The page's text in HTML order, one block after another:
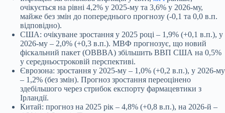
очікується на рівні 4,2% у 2025-му та 3,6% у 2026-му,
майже без змін до попереднього прогнозу (-0,1 та 0,0 в.п.
відповідно).
США: очікуване зростання у 2025 році – 1,9% (+0,1 в.п.), у
2026-му – 2,0% (+0,3 в.п.). МВФ прогнозує, що новий
фіскальний пакет (OBBBA) збільшить ВВП США на 0,5%
у середньостроковій перспективі.
Єврозона: зростання у 2025-му – 1,0% (+0,2 в.п.), у 2026-му
– 1,2% (без змін). Прогноз зростання переоцінено
здебільшого через стрибок експорту фармацевтики з
Ірландії.
Китай: прогноз на 2025 рік – 4,8% (+0,8 в.п.), на 2026-й –